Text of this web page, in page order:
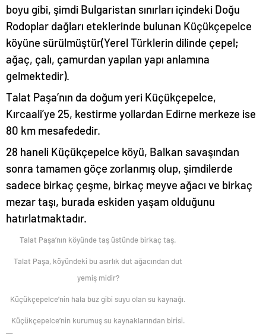
boyu gibi, şimdi Bulgaristan sınırları içindeki Doğu
Rodoplar dağları eteklerinde bulunan Küçükçepelce
köyüne sürülmüştür(Yerel Türklerin dilinde çepel;
ağaç, çalı, çamurdan yapılan yapı anlamına
gelmektedir).
Talat Paşa’nın da doğum yeri Küçükçepelce,
Kırcaali’ye 25, kestirme yollardan Edirne merkeze ise
80 km mesafededir.
28 haneli Küçükçepelce köyü, Balkan savaşından
sonra tamamen göçe zorlanmış olup, şimdilerde
sadece birkaç çeşme, birkaç meyve ağacı ve birkaç
mezar taşı, burada eskiden yaşam olduğunu
hatırlatmaktadır.
Talat Paşa’nın köyünde taş üstünde birkaç taş.
Talat Paşa, köyündeki bu asırlık dut ağacından dut
yemiş midir?
Küçükçepelce’nin hala buz gibi suyu olan su kaynağı.
Küçükçepelce’nin kurumuş su kaynaklarından birisi.